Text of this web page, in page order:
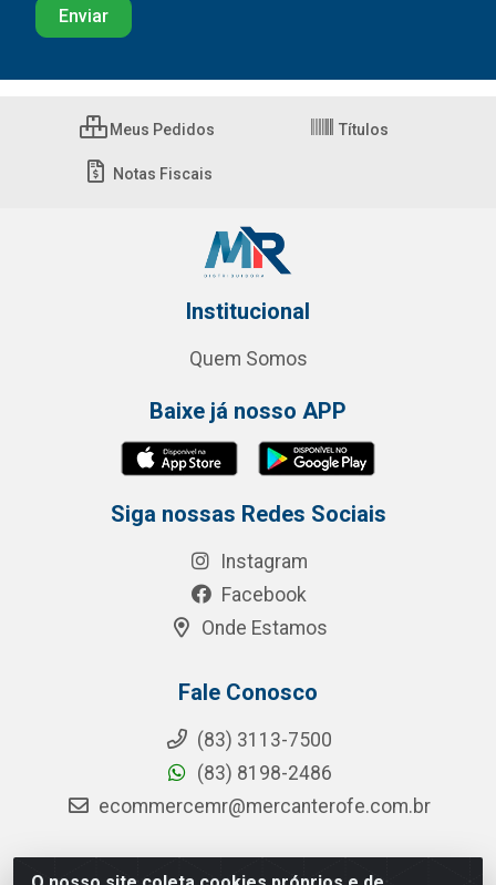
Meus Pedidos Títulos
Notas Fiscais
Institucional
Quem Somos
Baixe já nosso APP
Siga nossas Redes Sociais
Instagram
Facebook
Onde Estamos
Fale Conosco
(83) 3113-7500
(83) 8198-2486
ecommercemr@mercanterofe.com.br